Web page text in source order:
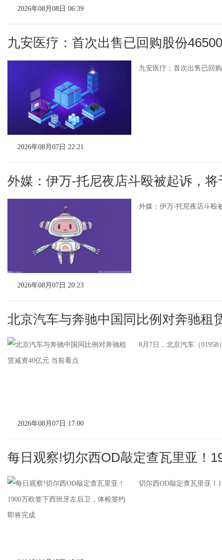
2026年08月08日 06:39
九安医疗：首次出售已回购股份
九安医疗：首次出售已回
2026年08月07日 22:21
外媒：伊万-托尼夜店斗殴被起诉，
外媒：伊万-托尼夜店斗殴
2026年08月07日 20:23
北京汽车与奔驰中国同比例对奔驰租
8月7日，北京汽车（
2026年08月07日 17:00
每日观察!切尔西OD敲定查瓦里亚！
切尔西OD敲定查瓦里亚！